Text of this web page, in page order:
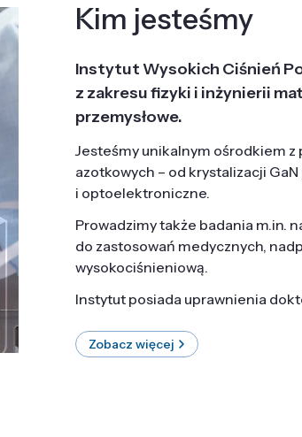
Kim jesteśmy
Instytut Wysokich Ciśnień
z zakresu fizyki i inżynierii
przemysłowe.
Jesteśmy unikalnym ośrodkiem
azotkowych – od krystalizacji
i optoelektroniczne.
Prowadzimy także badania m.in.
do zastosowań medycznych,
wysokociśnieniową.
Instytut posiada uprawnienia
Zobacz więcej